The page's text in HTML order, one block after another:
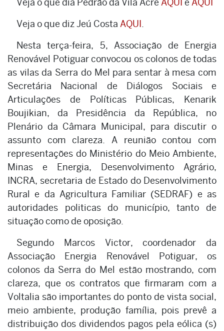
Veja o que dia Pedrão da Vila Acre AQUI e AQUI
Veja o que diz Jeú Costa AQUI
Nesta terça-feira, 5, Associação de Energia
Renovável Potiguar convocou os colonos de todas
as vilas da Serra do Mel para sentar à mesa com
Secretária Nacional de Diálogos Sociais e
Articulações de Políticas Públicas, Kenarik
Boujikian, da Presidência da República, no
Plenário da Câmara Municipal, para discutir o
assunto com clareza. A reunião contou com
representações do Ministério do Meio Ambiente,
Minas e Energia, Desenvolvimento Agrário,
INCRA, secretaria de Estado do Desenvolvimento
Rural e da Agricultura Familiar (SEDRAF) e as
autoridades politicas do município, tanto de
situação como de oposição.
Segundo Marcos Victor, coordenador da
Associação Energia Renovável Potiguar, os
colonos da Serra do Mel estão mostrando, com
clareza, que os contratos que firmaram com a
Voltalia são importantes do ponto de vista social,
meio ambiente, produção família, pois prevê a
distribuição dos dividendos pagos pela eólica (s)